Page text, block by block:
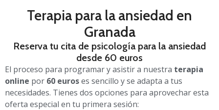
Terapia para la ansiedad en
Granada
Reserva tu cita de psicología para la ansiedad
desde 60 euros
El proceso para programar y asistir a nuestra terapia
online por 60 euroses sencillo y se adapta a tus
necesidades. Tienes dos opciones para aprovechar esta
oferta especial en tu primera sesión: